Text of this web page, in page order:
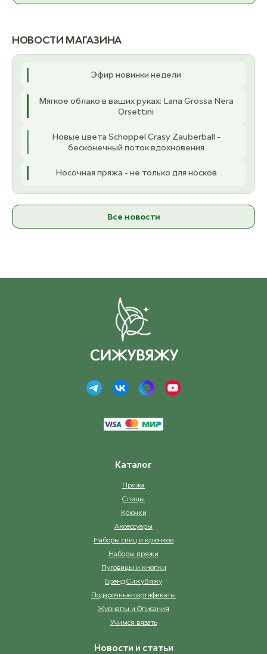
К товару
НОВОСТИ МАГАЗИНА
Эфир новинки недели
Мягкое облако в ваших руках: Lana Grossa Nera
Orsettini
Новые цвета Schoppel Crasy Zauberball -
бесконечный поток вдохновения
Носочная пряжа - не только для носков
Все новости
Каталог
Пряжа
Спицы
Крючки
Аксессуары
Наборы спиц и крючков
Наборы пряжи
Пуговицы и кнопки
Бренд СижуВяжу
Подарочные сертификаты
Журналы и Описания
Учимся вязать
Новости и статьи